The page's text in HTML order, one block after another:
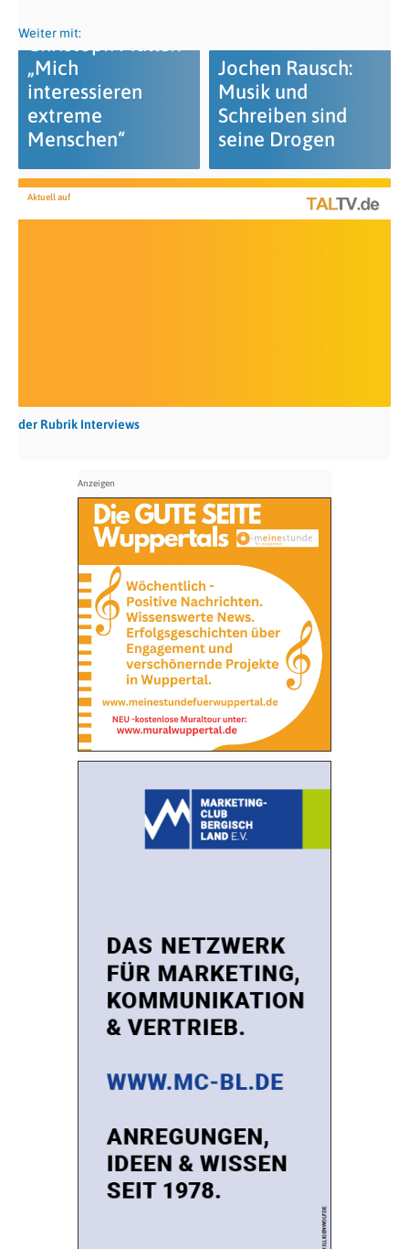
Weiter mit:
Christoph Müller:
„Mich
interessieren
extreme
Menschen“
Jochen Rausch:
Musik und
Schreiben sind
seine Drogen
Aktuell auf
der Rubrik Interviews